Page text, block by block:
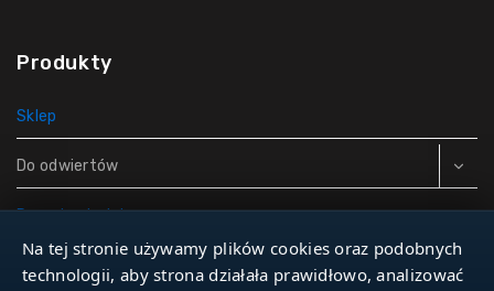
Produkty
Sklep
Do odwiertów
Rury do studni
Zbiorniki hydroforowe
Na tej stronie używamy plików cookies oraz podobnych
technologii, aby strona działała prawidłowo, analizować